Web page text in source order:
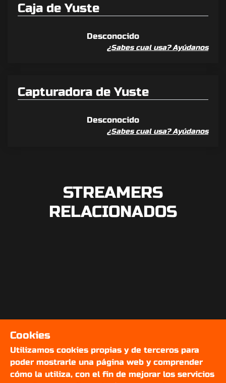
Caja de Yuste
Desconocido
¿Sabes cual usa? Ayúdanos
Capturadora de Yuste
Desconocido
¿Sabes cual usa? Ayúdanos
STREAMERS
RELACIONADOS
Cookies
Utilizamos cookies propias y de terceros para
poder mostrarle una página web y comprender
cómo la utiliza, con el fin de mejorar los servicios